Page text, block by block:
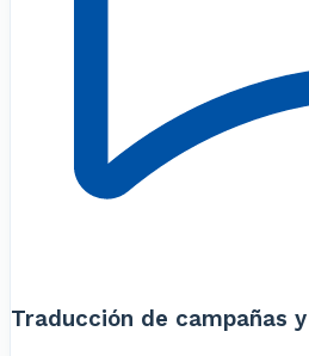
Traducción de campañas